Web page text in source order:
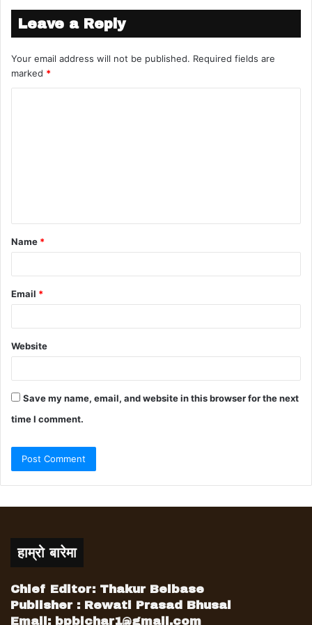
Leave a Reply
Your email address will not be published. Required fields are
marked *
Name *
Email *
Website
Save my name, email, and website in this browser for the next
time I comment.
हाम्रो बारेमा
Chief Editor: Thakur Belbase
Publisher : Rewati Prasad Bhusal
Email: bpbichar1@gmail.com